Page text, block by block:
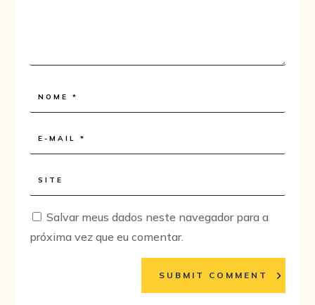
Salvar meus dados neste navegador para a
próxima vez que eu comentar.
SUBMIT COMMENT